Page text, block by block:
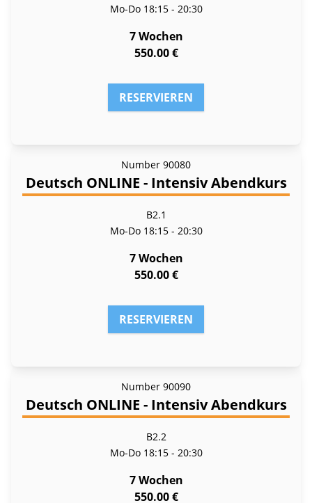
Mo-Do 18:15 - 20:30
7 Wochen
550.00 €
RESERVIEREN
Number 90080
Deutsch ONLINE - Intensiv Abendkurs
B2.1
Mo-Do 18:15 - 20:30
7 Wochen
550.00 €
RESERVIEREN
Number 90090
Deutsch ONLINE - Intensiv Abendkurs
B2.2
Mo-Do 18:15 - 20:30
7 Wochen
550.00 €